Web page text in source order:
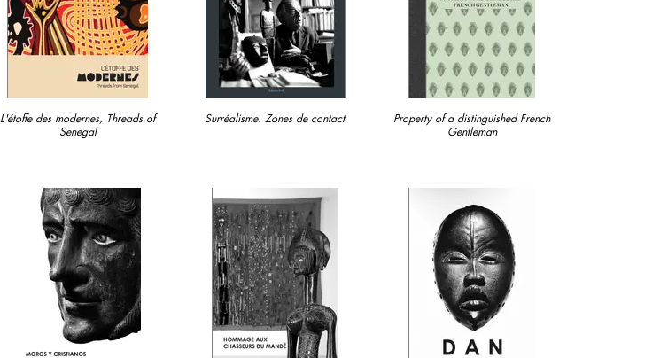
L'étoffe des modernes, Threads of
Senegal
Surréalisme. Zones de contact
Property of a distinguished French
Gentleman